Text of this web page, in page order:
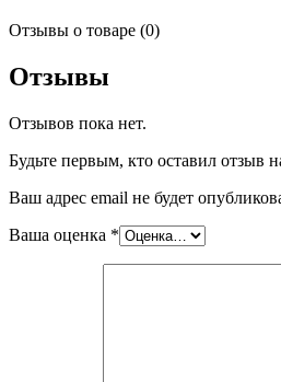
Отзывы о товаре (0)
Отзывы
Отзывов пока нет.
Будьте первым, кто оставил отзыв
Ваш адрес email не будет
Ваша оценка *